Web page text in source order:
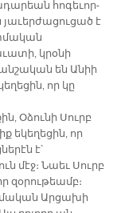
հոգեւոր-
է
կրօնի
են Անիի
որ կը
Օձունի Սուրբ
եկեղեցին, որ
է՝
մէջ։ Նաեւ Սուրբ
Արցախի